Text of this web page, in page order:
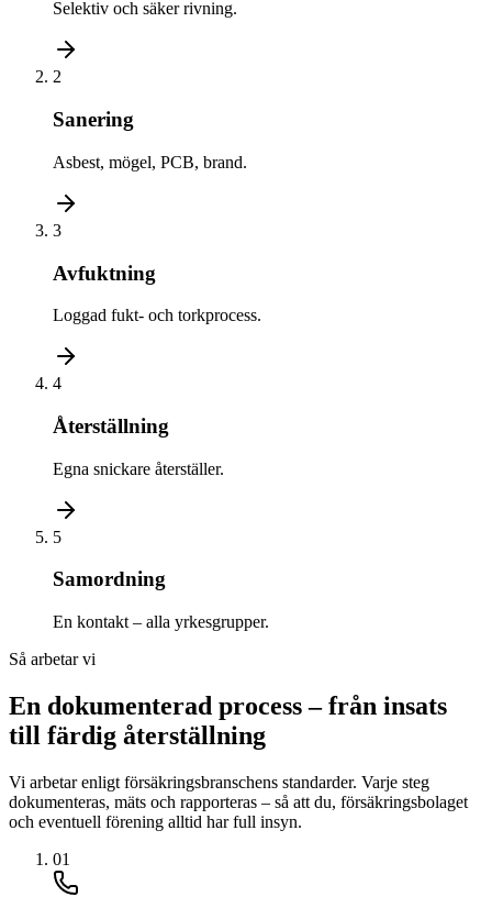
Selektiv och säker rivning.
2
Sanering
Asbest, mögel, PCB, brand.
3
Avfuktning
Loggad fukt- och torkprocess.
4
Återställning
Egna snickare återställer.
5
Samordning
En kontakt – alla yrkesgrupper.
Så arbetar vi
En dokumenterad process – från insats
till färdig återställning
Vi arbetar enligt försäkringsbranschens standarder. Varje steg
dokumenteras, mäts och rapporteras – så att du, försäkringsbolaget
och eventuell förening alltid har full insyn.
01